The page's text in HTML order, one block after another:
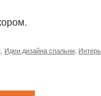
Идеи дизайна спальни